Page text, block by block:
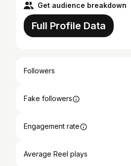
Get audience breakdown
Full Profile Data
Followers
Fake followers
Engagement rate
Average Reel plays